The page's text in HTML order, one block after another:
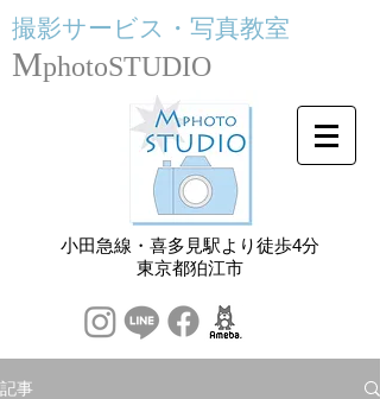
撮影サービス・ 写真教室
MphotoSTUDIO
小田急線・喜多見駅より徒歩4分
​東京都狛江市
記事